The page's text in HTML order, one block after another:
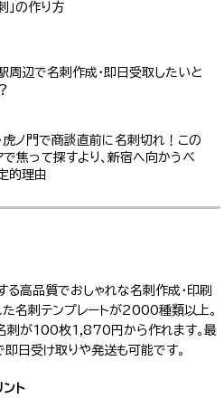
」の作り方
周辺で名刺作成・即日受取したいと
虎ノ門で商談直前に名刺切れ！この
で焦って探すより、新宿へ向かうべ
的理由
高品質でおしゃれな名刺作成・印刷
た名刺テンプレートが2000種類以上。
刺が100枚1,870円から作れます。最
日受け取りや発送も可能です。
ト